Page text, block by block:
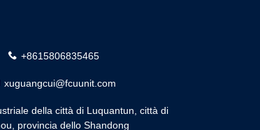
+8615806835465
xuguangcui@fcuunit.com
della città di Luquantun, città di
provincia dello Shandong